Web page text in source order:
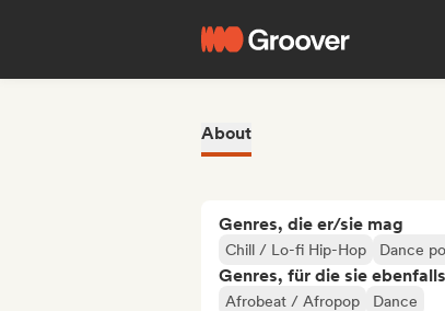
About
Genres, die er/sie mag
Chill / Lo-fi Hip-Hop Dance
Genres, für die sie
Afrobeat / Afropop Dance